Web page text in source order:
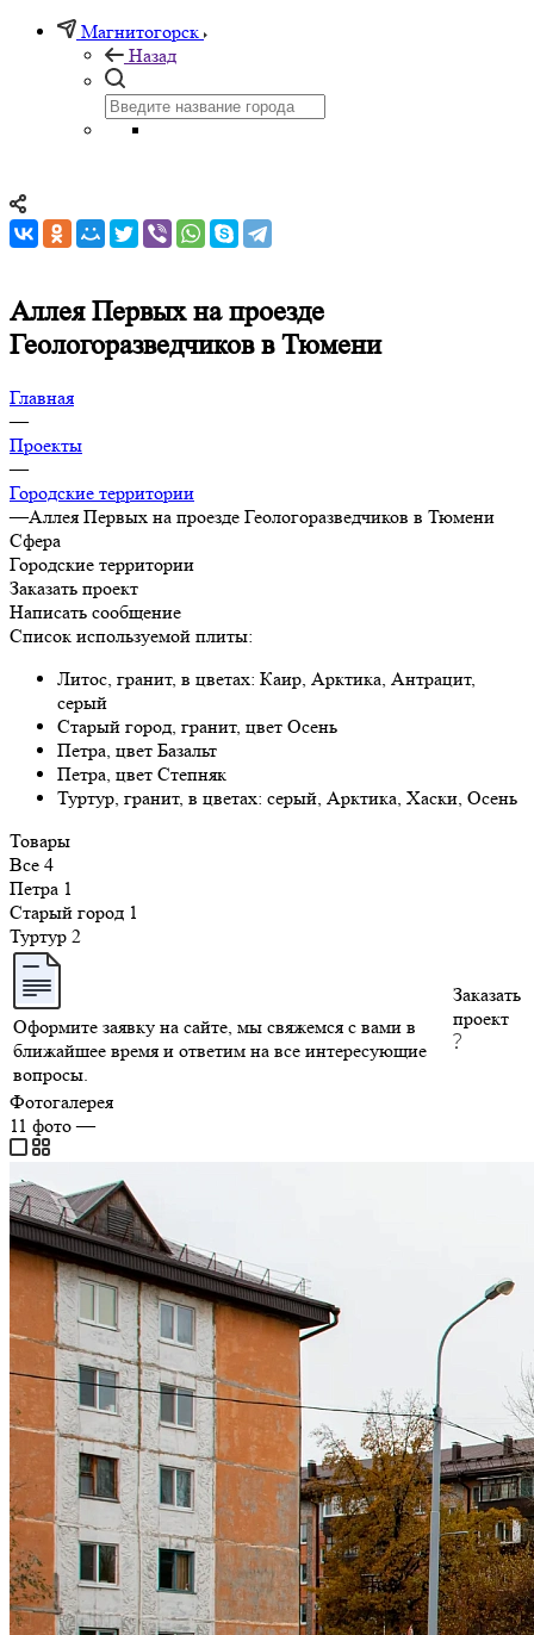
Магнитогорск
Назад
Аллея Первых на проезде
Геологоразведчиков в Тюмени
Главная
—
Проекты
—
Городские территории
—Аллея Первых на проезде Геологоразведчиков в Тюмени
Сфера
Городские территории
Заказать проект
Написать сообщение
Список используемой плиты:
Литос, гранит, в цветах: Каир, Арктика, Антрацит,
серый
Старый город, гранит, цвет Осень
Петра, цвет Базальт
Петра, цвет Степняк
Туртур, гранит, в цветах: серый, Арктика, Хаски, Осень
Товары
Все 4
Петра 1
Старый город 1
Туртур 2
Оформите заявку на сайте, мы свяжемся с вами в
ближайшее время и ответим на все интересующие
вопросы.
Заказать
проект
Фотогалерея
11 фото—